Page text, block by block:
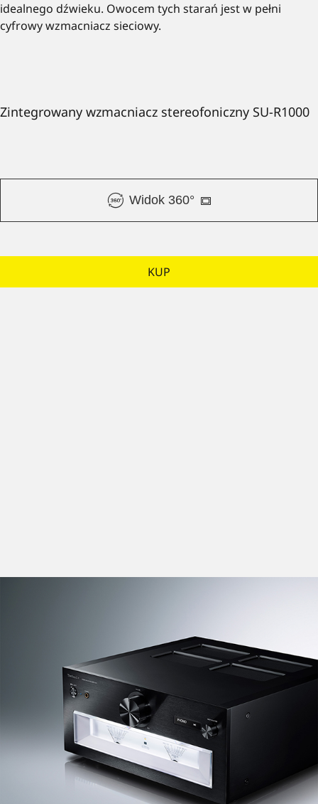
Zintegrowany wzmacniacz stereofoniczny SU-R1000
Widok 360°
KUP
idealnego dźwieku. Owocem tych starań jest w pełni
cyfrowy wzmacniacz sieciowy.